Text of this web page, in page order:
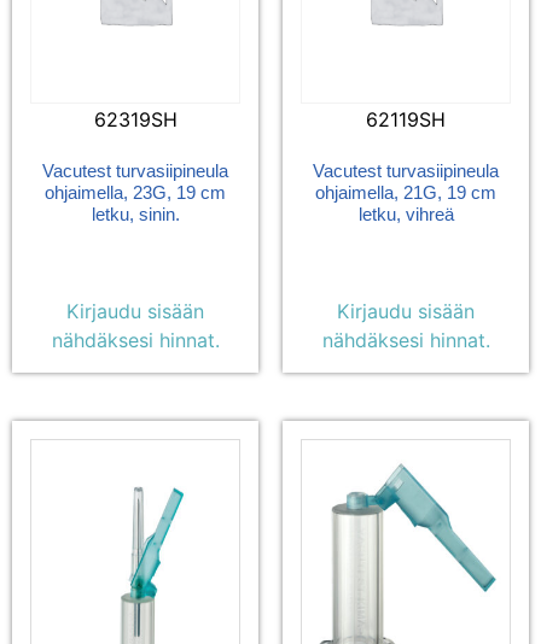
62319SH
Vacutest turvasiipineula
ohjaimella, 23G, 19 cm
letku, sinin.
Kirjaudu sisään
nähdäksesi hinnat.
62119SH
Vacutest turvasiipineula
ohjaimella, 21G, 19 cm
letku, vihreä
Kirjaudu sisään
nähdäksesi hinnat.